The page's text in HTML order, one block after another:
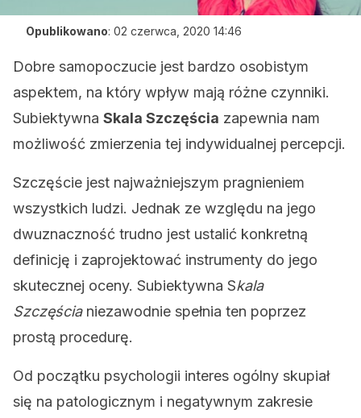
Opublikowano: 02 czerwca, 2020 14:46
Dobre samopoczucie jest bardzo osobistym
aspektem, na który wpływ mają różne czynniki.
Subiektywna Skala Szczęścia zapewnia nam
możliwość zmierzenia tej indywidualnej percepcji.
Szczęście jest najważniejszym pragnieniem
wszystkich ludzi. Jednak ze względu na jego
dwuznaczność trudno jest ustalić konkretną
definicję i zaprojektować instrumenty do jego
skutecznej oceny. Subiektywna Skala
Szczęścianiezawodnie spełnia ten poprzez
prostą procedurę.
Od początku psychologii interes ogólny skupiał
się na patologicznym i negatywnym zakresie